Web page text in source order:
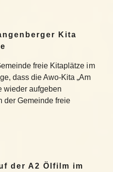
Kita
freie Kitaplätze im
dass die Awo-Kita „Am
wieder aufgeben
der Gemeinde freie
der A2 Ölfilm im